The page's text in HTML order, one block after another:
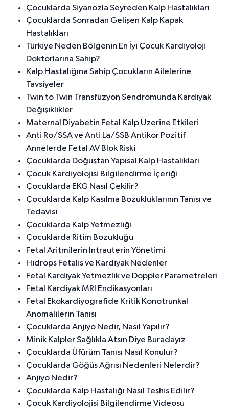
Çocuklarda Siyanozla Seyreden Kalp Hastalıkları
Çocuklarda Sonradan Gelişen Kalp Kapak
Hastalıkları
Türkiye Neden Bölgenin En İyi Çocuk Kardiyoloji
Doktorlarına Sahip?
Kalp Hastalığına Sahip Çocukların Ailelerine
Tavsiyeler
Twin to Twin Transfüzyon Sendromunda Kardiyak
Değişiklikler
Maternal Diyabetin Fetal Kalp Üzerine Etkileri
Anti Ro/SSA ve Anti La/SSB Antikor Pozitif
Annelerde Fetal AV Blok Riski
Çocuklarda Doğuştan Yapısal Kalp Hastalıkları
Çocuk Kardiyolojisi Bilgilendirme İçeriği
Çocuklarda EKG Nasıl Çekilir?
Çocuklarda Kalp Kasılma Bozukluklarının Tanısı ve
Tedavisi
Çocuklarda Kalp Yetmezliği
Çocuklarda Ritim Bozukluğu
Fetal Aritmilerin İntrauterin Yönetimi
Hidrops Fetalis ve Kardiyak Nedenler
Fetal Kardiyak Yetmezlik ve Doppler Parametreleri
Fetal Kardiyak MRI Endikasyonları
Fetal Ekokardiyografide Kritik Konotrunkal
Anomalilerin Tanısı
Çocuklarda Anjiyo Nedir, Nasıl Yapılır?
Minik Kalpler Sağlıkla Atsın Diye Buradayız
Çocuklarda Üfürüm Tanısı Nasıl Konulur?
Çocuklarda Göğüs Ağrısı Nedenleri Nelerdir?
Anjiyo Nedir?
Çocuklarda Kalp Hastalığı Nasıl Teşhis Edilir?
Çocuk Kardiyolojisi Bilgilendirme Videosu